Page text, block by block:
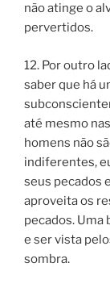
não atinge o
pervertidos.
12. Por outro
saber que há
até mesmo
homens não
indiferentes,
seus pecados
aproveita os
pecados. Uma
e ser vista
sombra.